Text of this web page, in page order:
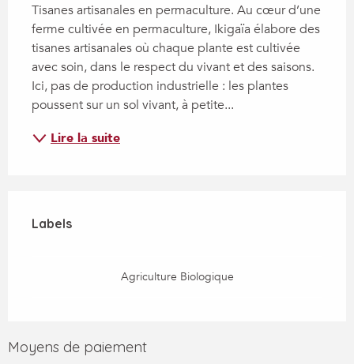
Tisanes artisanales en permaculture. Au cœur d’une
ferme cultivée en permaculture, Ikigaïa élabore des
tisanes artisanales où chaque plante est cultivée
avec soin, dans le respect du vivant et des saisons.
Ici, pas de production industrielle : les plantes
poussent sur un sol vivant, à petite...
Lire la suite
Labels
Labels
Agriculture Biologique
Moyens de paiement